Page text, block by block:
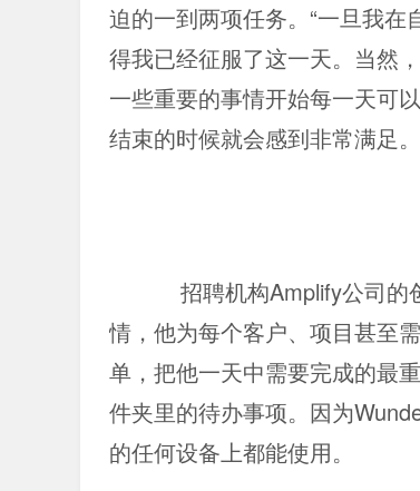
迫的一到两项任务。“一旦我
得我已经征服了这一天。当然
一些重要的事情开始每一天可
结束的时候就会感到非常满足。
招聘机构Amplify公司的
情，他为每个客户、项目甚至
单，把他一天中需要完成的最
件夹里的待办事项。因为
的任何设备上都能使用。